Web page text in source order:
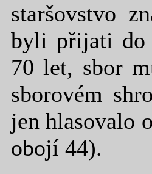
staršovstvo
byli přijati do
70 let, sbor
sborovém
jen hlasovalo
obojí 44).